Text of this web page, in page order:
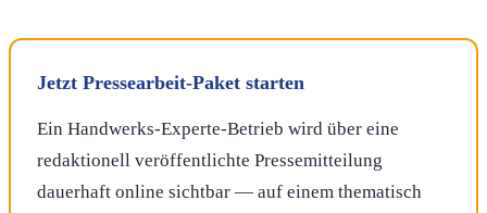
Jetzt Pressearbeit-Paket starten
Ein Handwerks-Experte-Betrieb wird über eine
redaktionell veröffentlichte Pressemitteilung
dauerhaft online sichtbar — auf einem thematisch